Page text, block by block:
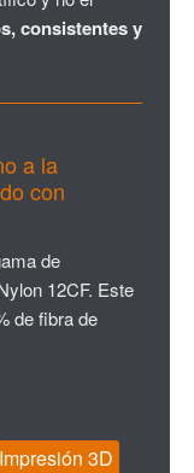
consistentes y
a la
con
de
12CF. Este
de fibra de
Impresión 3D